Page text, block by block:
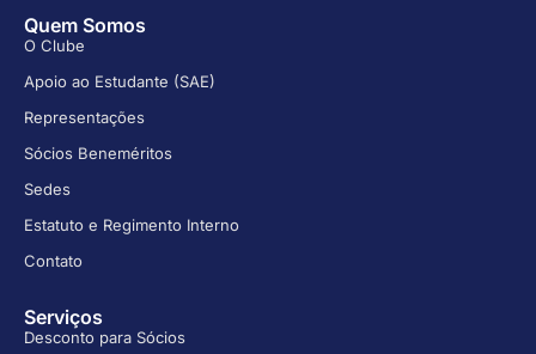
Quem Somos
O Clube
Apoio ao Estudante (SAE)
Representações
Sócios Beneméritos
Sedes
Estatuto e Regimento Interno
Contato
Serviços
Desconto para Sócios